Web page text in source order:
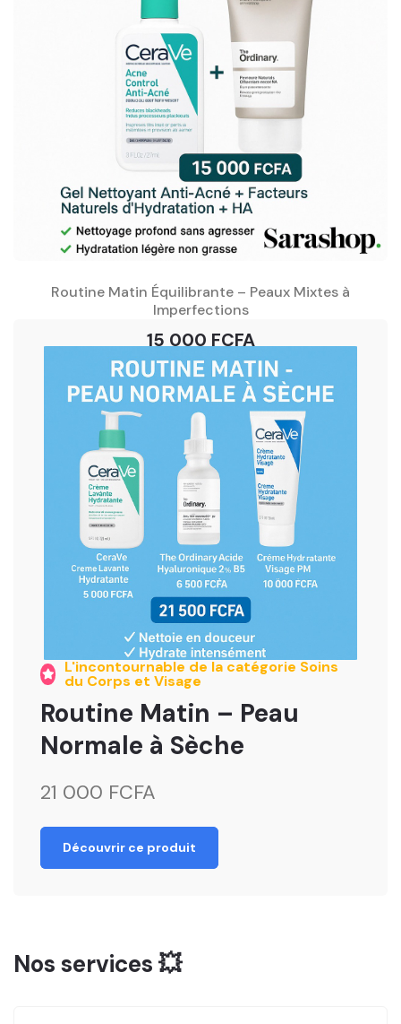
Routine Matin Équilibrante – Peaux Mixtes à
Imperfections
15 000 FCFA
L'incontournable de la catégorie Soins
du Corps et Visage
Routine Matin – Peau
Normale à Sèche
21 000 FCFA
Découvrir ce produit
Nos services 💥